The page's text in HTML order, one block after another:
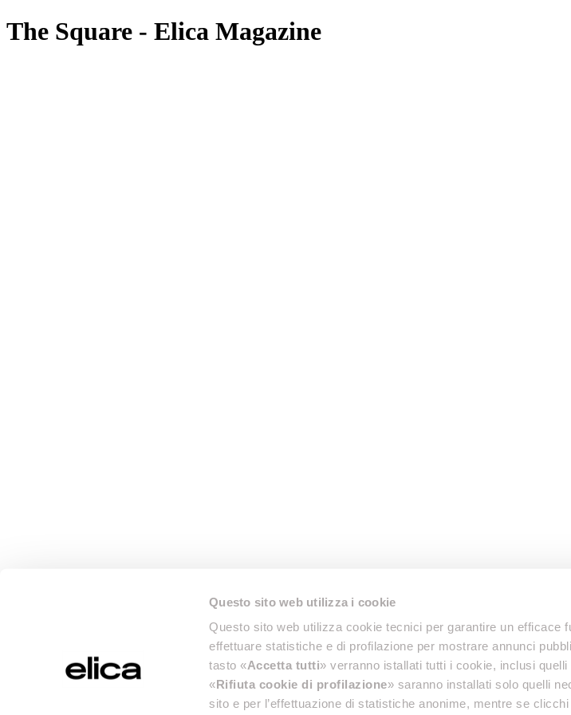
Questo sito web utilizza i cookie
Questo sito web utilizza cookie tecnici per garantire un efficace
effettuare statistiche e di profilazione per mostrare annunci
tasto «Accetta tutti» verranno istallati tutti i cookie, inclusi
«Rifiuta cookie di profilazione» saranno installati solo quelli
sito e per l’effettuazione di statistiche anonime, mentre se
The Square - Elica Magazine